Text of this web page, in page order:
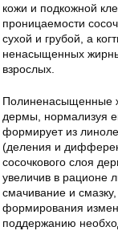
кожи и подкожной
проницаемости
сухой и грубой, а
ненасыщенных
взрослых.
Полиненасыщенные
дермы, нормализуя
формирует из
(деления и
сосочкового слоя
увеличив в рационе
смачивание и
формирования
поддержанию